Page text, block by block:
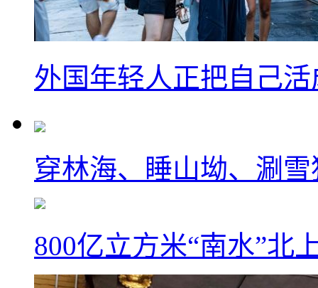
外国年轻人正把自己活
穿林海、睡山坳、涮
800亿立方米“南水”北